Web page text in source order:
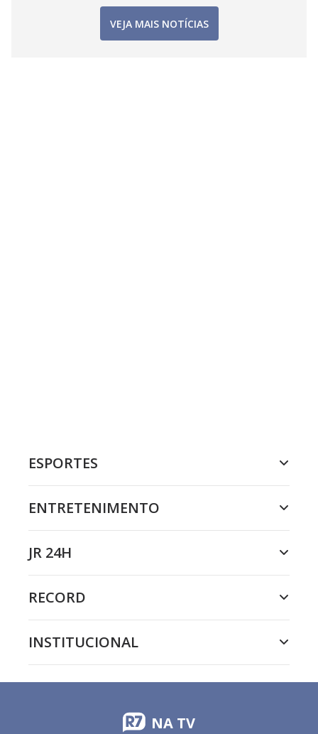
VEJA MAIS NOTÍCIAS
ESPORTES
ENTRETENIMENTO
JR 24H
RECORD
INSTITUCIONAL
NA TV